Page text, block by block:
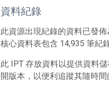
資料紀錄
此資源出現紀錄的資料已發
核心資料表包含 14,935 筆紀錄
此 IPT 存放資料以提供資料
開版本，以便利追蹤其隨時間